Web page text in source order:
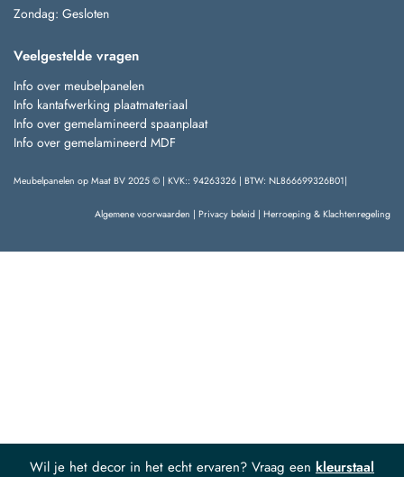
Wil je het decor in het echt ervaren? Vraag een kleurstaal
Zondag: Gesloten
Veelgestelde vragen
Info over meubelpanelen
Info kantafwerking plaatmateriaal
Info over gemelamineerd spaanplaat
Info over gemelamineerd MDF
Meubelpanelen op Maat BV 2025 © | KVK:: 94263326 | BTW: NL866699326B01|
Algemene voorwaarden | Privacy beleid | Herroeping & Klachtenregeling